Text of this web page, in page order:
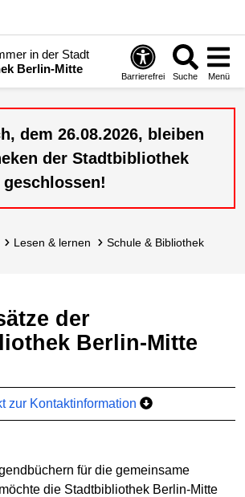
in der Stadt
Berlin-Mitte
Barrierefrei Suche Menü
dem 26.08.2026, bleiben
der Stadtbibliothek
lesen & lernen
Schule & Bibliothek
Berlin-Mitte
zur Kontaktinformation
für die gemeinsame
die Stadtbibliothek Berlin-Mitte